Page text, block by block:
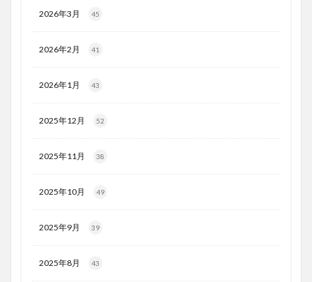
2026年3月 45
2026年2月 41
2026年1月 43
2025年12月 52
2025年11月 38
2025年10月 49
2025年9月 39
2025年8月 43